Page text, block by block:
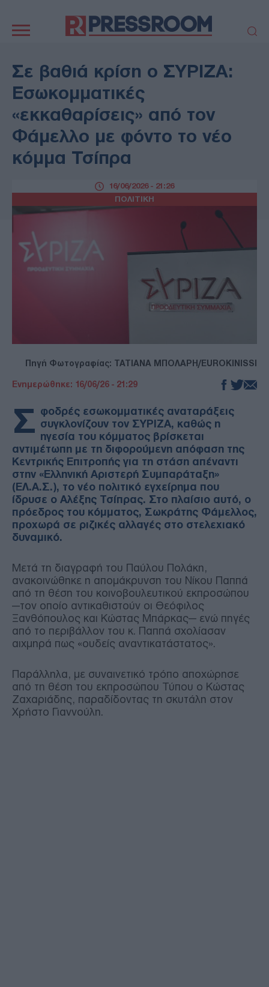
πλοήγηση
ΠΟΛΙΤΙΚΗ
ΤΟΥΡΚΙΑ
ΟΙΚΟΝΟΜΙΑ
ΕΚΚΛΗΣΙΑ
ΑΜΥΝΑ
ΔΙΕΘΝΗ
ΚΥΠΡΟΣ
MEDIA
LIFESTYLE
SPORTS
ΤΕΧΝΟΛΟΓΙΑ
ΠΑΡΑΞΕΝΑ
ΖΩΔΙΑ
Σε βαθιά κρίση ο ΣΥΡΙΖΑ:
Εσωκομματικές
«εκκαθαρίσεις» από τον
Φάμελλο με φόντο το νέο
κόμμα Τσίπρα
ΠΟΛΙΤΙΚΗ
16/06/2026 - 21:26
Πηγή Φωτογραφίας: ΤΑΤΙΑΝΑ ΜΠΟΛΑΡΗ/EUROKINISSI
Ενημερώθηκε: 16/06/26 - 21:29
Σ φοδρές εσωκομματικές αναταράξεις
συγκλονίζουν τον ΣΥΡΙΖΑ, καθώς η
ηγεσία του κόμματος βρίσκεται
αντιμέτωπη με τη διφορούμενη απόφαση της
Κεντρικής Επιτροπής για τη στάση απέναντι
στην «Ελληνική Αριστερή Συμπαράταξη»
(ΕΛ.Α.Σ.), το νέο πολιτικό εγχείρημα που
ίδρυσε ο Αλέξης Τσίπρας. Στο πλαίσιο αυτό, ο
πρόεδρος του κόμματος, Σωκράτης Φάμελλος,
προχωρά σε ριζικές αλλαγές στο στελεχιακό
δυναμικό.
Μετά τη διαγραφή του Παύλου Πολάκη,
ανακοινώθηκε η απομάκρυνση του Νίκου Παππά
από τη θέση του κοινοβουλευτικού εκπροσώπου
—τον οποίο αντικαθιστούν οι Θεόφιλος
Ξανθόπουλος και Κώστας Μπάρκας— ενώ πηγές
από το περιβάλλον του κ. Παππά σχολίασαν
αιχμηρά πως «ουδείς αναντικατάστατος».
Παράλληλα, με συναινετικό τρόπο αποχώρησε
από τη θέση του εκπροσώπου Τύπου ο Κώστας
Ζαχαριάδης, παραδίδοντας τη σκυτάλη στον
Χρήστο Γιαννούλη.